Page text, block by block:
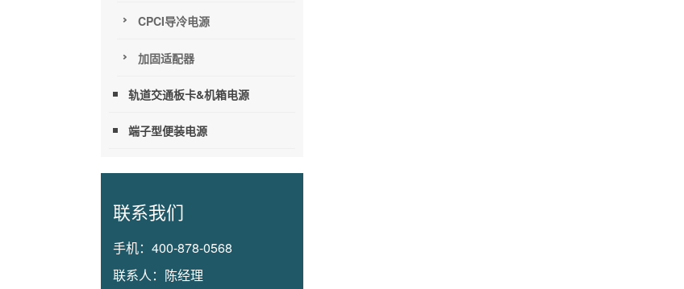
CPCI导冷电源
加固适配器
轨道交通板卡&机箱电源
端子型便装电源
联系我们
手机： 400-878-0568
联系人： 陈经理